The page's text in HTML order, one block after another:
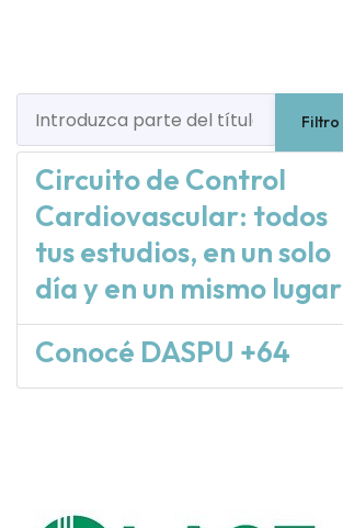
Introduzca parte del título
Filtro
Circuito de Control
Cardiovascular: todos
tus estudios, en un solo
día y en un mismo lugar
Conocé DASPU +64